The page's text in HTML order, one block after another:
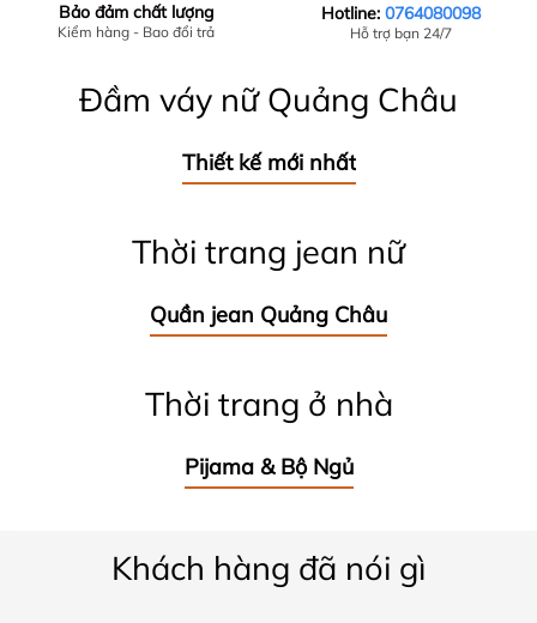
Bảo đảm chất lượng
Kiểm hàng - Bao đổi trả
Hotline:0764080098
Hỗ trợ bạn 24/7
Đầm váy nữ Quảng Châu
Thiết kế mới nhất
Thời trang jean nữ
Quần jean Quảng Châu
Thời trang ở nhà
Pijama & Bộ Ngủ
Khách hàng đã nói gì